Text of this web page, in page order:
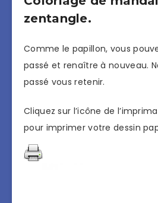
zentangle.
Comme le papillon, vous
passé et renaître à nouveau.
passé vous retenir.
Cliquez sur l’icône de
pour imprimer votre dessin